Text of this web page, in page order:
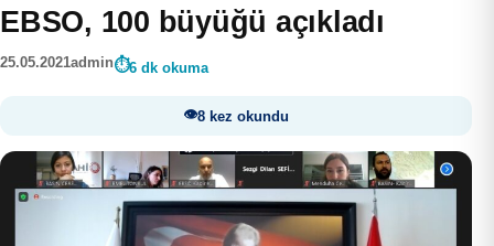
EBSO, 100 büyüğü açıkladı
25.05.2021admin 6 dk okuma
8 kez okundu